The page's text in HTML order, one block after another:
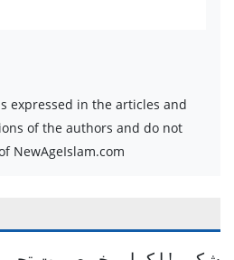
expressed in the articles and
of the authors and do not
NewAgeIslam.com